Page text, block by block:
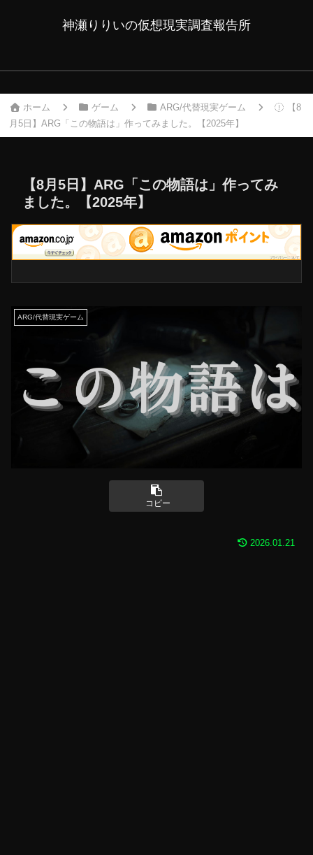
神瀬りりいの仮想現実調査報告所
ホーム ゲーム ARG/代替現実ゲーム
【8
月5日】ARG「この物語は」作ってみました。【2025年】
【8月5日】ARG「この物語は」作ってみ
ました。【2025年】
ARG/代替現実ゲーム
コピー
2026.01.21